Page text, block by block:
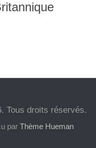
Tous droits réservés.
parThème Hueman